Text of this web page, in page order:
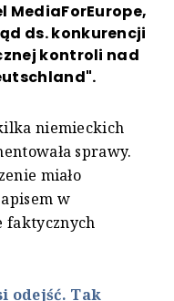
MediaForEurope,
ds. konkurencji
kontroli nad
niemieckich
sprawy.
miało
w
faktycznych
odejść. Tak